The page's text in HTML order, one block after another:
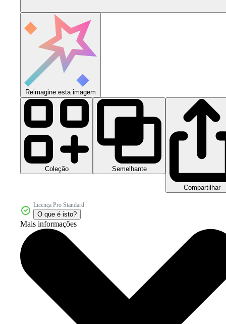
Reimagine esta imagem
Coleção Semelhante
Compartilhar
Licença Pro Standard
O que é isto?
Mais informações